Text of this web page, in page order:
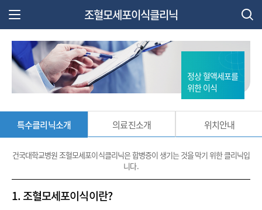
조혈모세포이식클리닉
정상 혈액세포를
위한 이식
특수클리닉소개 의료진소개 위치안내
건국대학교병원 조혈모세포이식클리닉은 합병증이 생기는 것을 막기 위한 클리닉입
니다.
1. 조혈모세포이식이란?